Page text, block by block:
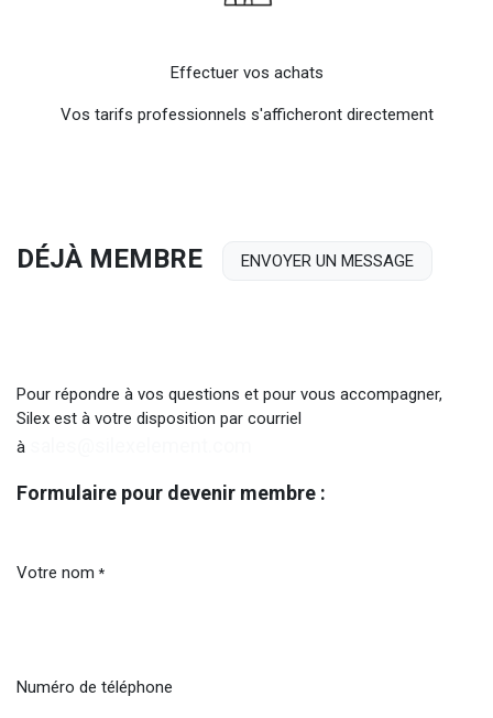
Effectuer vos achats
Vos tarifs professionnels s'afficheront directement
DÉJÀ MEMBRE ENVOYER UN MESSAGE
Pour répondre à vos questions et pour vous accompagner,
Silex est à votre disposition par courriel
à
Formulaire pour devenir membre :
Votre nom *
Numéro de téléphone